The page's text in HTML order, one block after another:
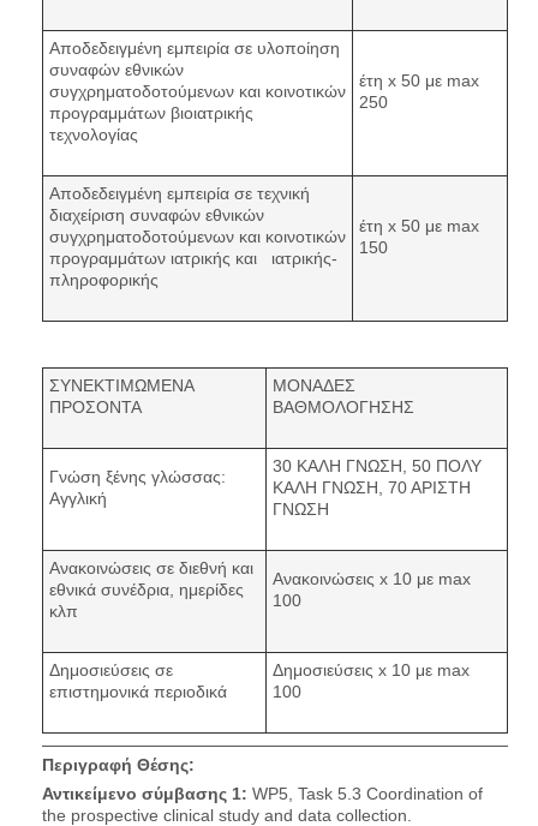
Αποδεδειγμένη εμπειρία σε υλοποίηση
συναφών εθνικών
συγχρηματοδοτούμενων και κοινοτικών
προγραμμάτων βιοιατρικής
τεχνολογίας
έτη x 50 με max
250
Αποδεδειγμένη εμπειρία σε τεχνική
διαχείριση συναφών εθνικών
συγχρηματοδοτούμενων και κοινοτικών
προγραμμάτων ιατρικής και ιατρικής-
πληροφορικής
έτη x 50 με max
150
ΣΥΝΕΚΤΙΜΩΜΕΝΑ
ΠΡΟΣΟΝΤΑ
ΜΟΝΑΔΕΣ
ΒΑΘΜΟΛΟΓΗΣΗΣ
Γνώση ξένης γλώσσας:
Αγγλική
30 ΚΑΛΗ ΓΝΩΣΗ, 50 ΠΟΛΥ
ΚΑΛΗ ΓΝΩΣΗ, 70 ΑΡΙΣΤΗ
ΓΝΩΣΗ
Ανακοινώσεις σε διεθνή και
εθνικά συνέδρια, ημερίδες
κλπ
Ανακοινώσεις x 10 με max
100
Δημοσιεύσεις σε
επιστημονικά περιοδικά
Δημοσιεύσεις x 10 με max
100
Περιγραφή Θέσης:
Αντικείμενο σύμβασης 1: WP5, Task 5.3 Coordination of
the prospective clinical study and data collection.